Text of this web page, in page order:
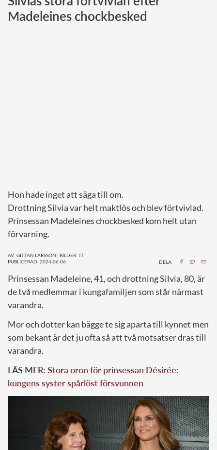
Norska kungahuset
Madeleines chockbesked
Hon hade inget att säga till om.
Drottning Silvia var helt maktlös och blev förtvivlad.
Prinsessan Madeleines chockbesked kom helt utan
förvarning.
AV: GITTAN LARSSON | BILDER: TT
PUBLICERAD: 2024-06-06
DELA:
Prinsessan Madeleine, 41, och drottning Silvia, 80, är
de två medlemmar i kungafamiljen som står närmast
varandra.
Mor och dotter kan bägge te sig aparta till kynnet men
som bekant är det ju ofta så att två motsatser dras till
varandra.
LÄS MER: Stora oron för prinsessan Désirée:
kungens syster spårlöst försvunnen